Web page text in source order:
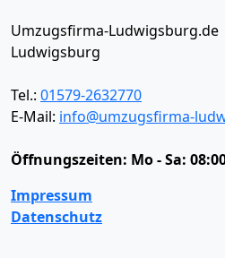
Umzugsfirma-Ludwigsburg.de
Ludwigsburg
Tel.: 01579-2632770
E-Mail: info@umzugsfirma-
Öffnungszeiten: Mo - Sa:
Impressum
Datenschutz